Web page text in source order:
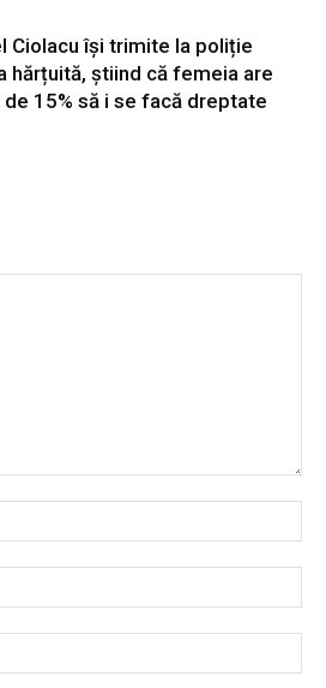
Ciolacu își trimite la poliție
hărțuită, știind că femeia are
de 15% să i se facă dreptate